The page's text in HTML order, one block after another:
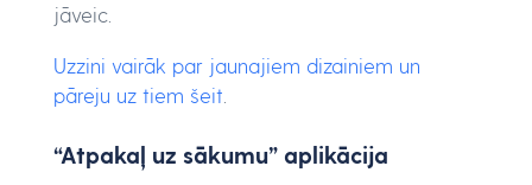
jāveic.
Uzzini vairāk par jaunajiem dizainiem un
pāreju uz tiem šeit
“Atpakaļ uz sākumu” aplikācija